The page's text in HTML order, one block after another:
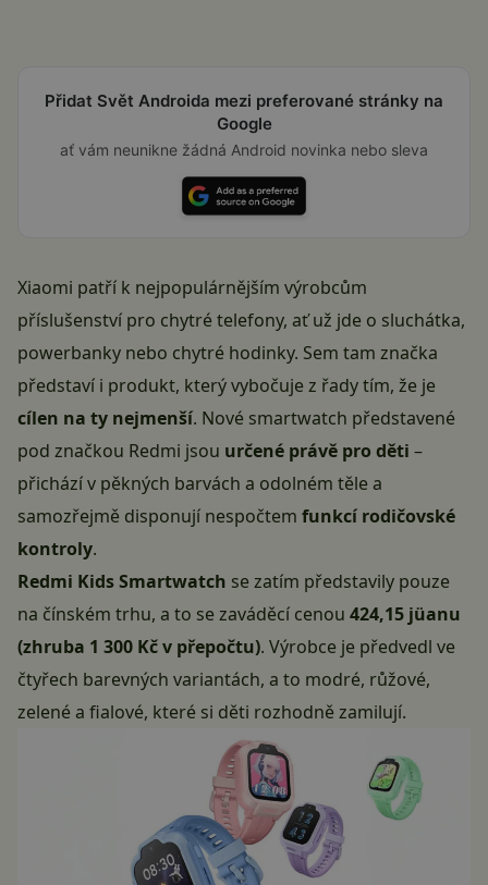
Přidat Svět Androida mezi preferované stránky na
Google
ať vám neunikne žádná Android novinka nebo sleva
Xiaomi patří k nejpopulárnějším výrobcům
příslušenství pro chytré telefony, ať už jde o sluchátka,
powerbanky nebo chytré hodinky. Sem tam značka
představí i produkt, který vybočuje z řady tím, že je
cílen na ty nejmenší. Nové smartwatch představené
pod značkou Redmi jsou určené právě pro děti –
přichází v pěkných barvách a odolném těle a
samozřejmě disponují nespočtem funkcí rodičovské
kontroly.
Redmi Kids Smartwatch se zatím představily pouze
na čínském trhu, a to se zaváděcí cenou 424,15 jüanu
(zhruba 1 300 Kč v přepočtu). Výrobce je předvedl ve
čtyřech barevných variantách, a to modré, růžové,
zelené a fialové, které si děti rozhodně zamilují.